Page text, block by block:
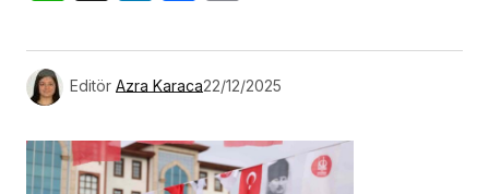
Editör Azra Karaca22/12/2025